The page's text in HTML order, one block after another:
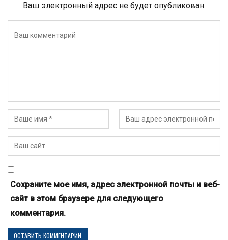
Ваш электронный адрес не будет опубликован.
Сохраните мое имя, адрес электронной почты и веб-
сайт в этом браузере для следующего
комментария.